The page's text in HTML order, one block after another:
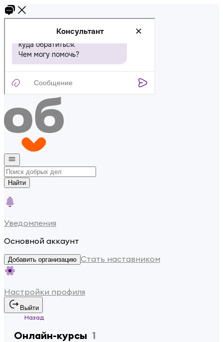
Найти
Уведомления
Основной аккаунт
Добавить организацию Стать наставником
Настройки профиля
Выйти
Назад
Онлайн-курсы 1